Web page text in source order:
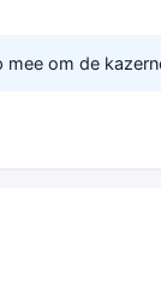
mee om de